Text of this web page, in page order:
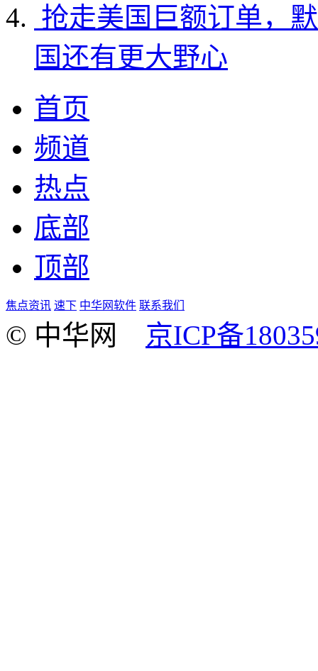
抢走美国巨额订单，
国还有更大野心
首页
频道
热点
底部
顶部
焦点资讯 速下 中华网软件 联系我们
© 中华网 京ICP备